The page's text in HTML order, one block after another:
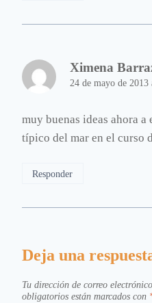
Ximena
24 de mayo de 2013
muy buenas ideas ahora
típico del mar en el curso
Responder
Deja una
Tu dirección de correo
obligatorios están marcados con